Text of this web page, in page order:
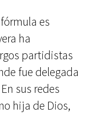
es
ha
partidistas
fue delegada
sus redes
hija de Dios,